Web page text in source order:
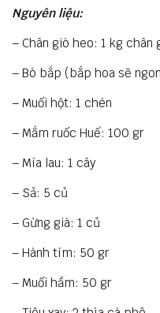
Nguyên liệu:
– Chân giò heo: 1 kg chân
– Bò bắp (bắp hoa sẽ
– Muối hột: 1 chén
– Mắm ruốc Huế: 100 gr
– Mía lau: 1 cây
– Sả: 5 củ
– Gừng già: 1 củ
– Hành tím: 50 gr
– Muối hầm: 50 gr